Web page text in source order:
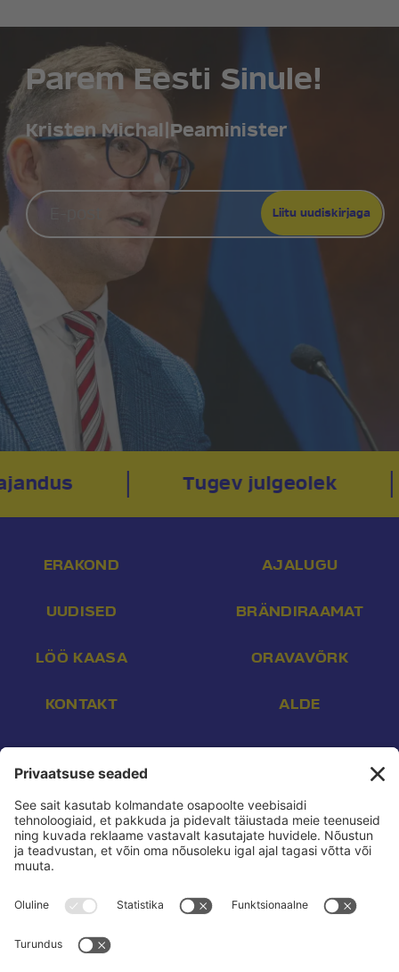
Parem Eesti Sinule!
Kristen Michal Peaminister
Tugev julgeolek
ERAKOND
UUDISED
LÖÖ KAASA
KONTAKT
AJALUGU
BRÄNDIRAAMAT
ORAVAVÕRK
ALDE
Aadress:
Endla 16, Tallinn 10142
Telefon: +372 507 3113
Konto nr: EE532200221002169472
Saaja: Eesti Reformierakond
Pank:
HABAEE2X
reform.ee kasutustingimused:
Privaatsusseaded: